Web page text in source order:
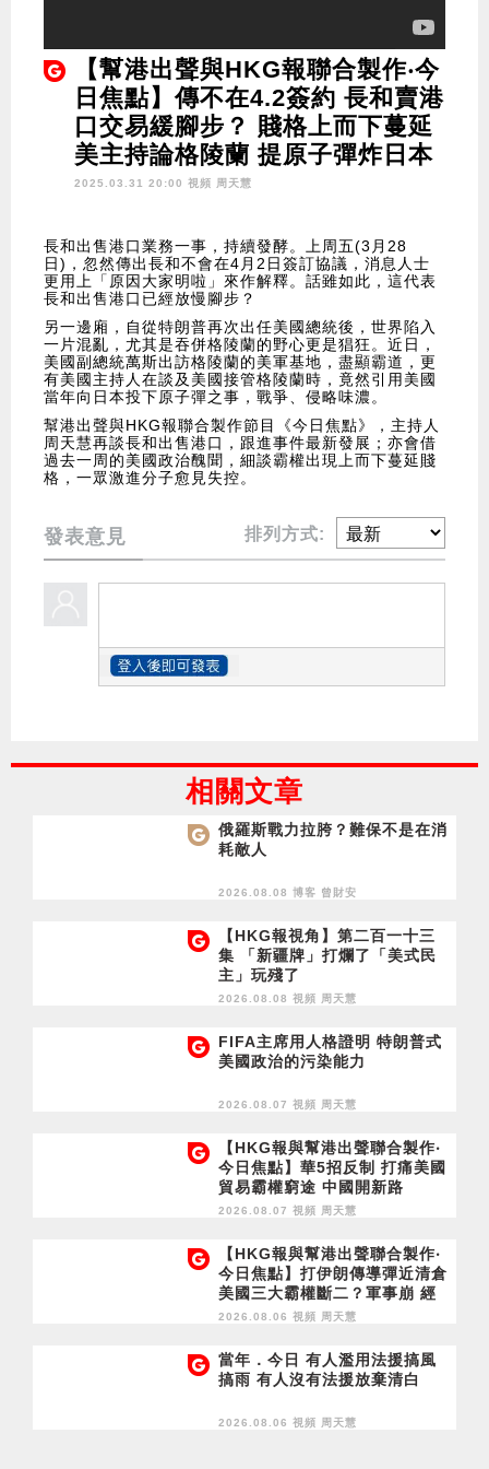
【幫港出聲與HKG報聯合製作‧今
日焦點】傳不在4.2簽約 長和賣港
口交易緩腳步？ 賤格上而下蔓延
美主持論格陵蘭 提原子彈炸日本
2025.03.31 20:00 視頻 周天慧
長和出售港口業務一事，持續發酵。上周五(3月28
日)，忽然傳出長和不會在4月2日簽訂協議，消息人士
更用上「原因大家明啦」來作解釋。話雖如此，這代表
長和出售港口已經放慢腳步？
另一邊廂，自從特朗普再次出任美國總統後，世界陷入
一片混亂，尤其是吞併格陵蘭的野心更是猖狂。近日，
美國副總統萬斯出訪格陵蘭的美軍基地，盡顯霸道，更
有美國主持人在談及美國接管格陵蘭時，竟然引用美國
當年向日本投下原子彈之事，戰爭、侵略味濃。
幫港出聲與HKG報聯合製作節目《今日焦點》，主持人
周天慧再談長和出售港口，跟進事件最新發展；亦會借
過去一周的美國政治醜聞，細談霸權出現上而下蔓延賤
格，一眾激進分子愈見失控。
發表意見 排列方式:
相關文章
俄羅斯戰力拉胯？難保不是在消
耗敵人
2026.08.08 博客 曾財安
【HKG報視角】第二百一十三
集 「新疆牌」打爛了「美式民
主」玩殘了
2026.08.08 視頻 周天慧
FIFA主席用人格證明 特朗普式
美國政治的污染能力
2026.08.07 視頻 周天慧
【HKG報與幫港出聲聯合製作‧
今日焦點】華5招反制 打痛美國
貿易霸權窮途 中國開新路
2026.08.07 視頻 周天慧
【HKG報與幫港出聲聯合製作‧
今日焦點】打伊朗傳導彈近清倉
美國三大霸權斷二？軍事崩 經
濟損
2026.08.06 視頻 周天慧
當年．今日 有人濫用法援搞風
搞雨 有人沒有法援放棄清白
2026.08.06 視頻 周天慧